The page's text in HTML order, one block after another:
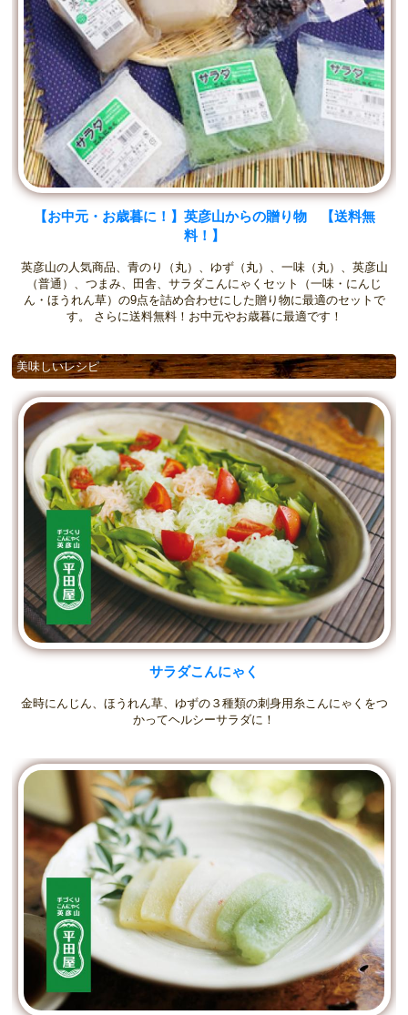
【お中元・お歳暮に！】英彦山からの贈り物 【送料無
料！】
英彦山の人気商品、青のり（丸）、ゆず（丸）、一味（丸）、英彦山
（普通）、つまみ、田舎、サラダこんにゃくセット（一味・にんじ
ん・ほうれん草）の9点を詰め合わせにした贈り物に最適のセットで
す。 さらに送料無料！お中元やお歳暮に最適です！
美味しいレシピ
サラダこんにゃく
金時にんじん、ほうれん草、ゆずの３種類の刺身用糸こんにゃくをつ
かってヘルシーサラダに！